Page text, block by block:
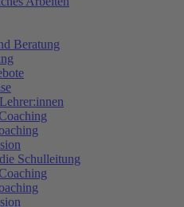
Beratung
Schulleitung